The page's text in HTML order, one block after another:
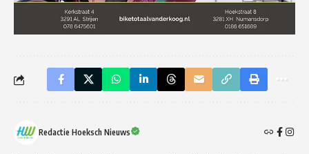
Redactie Hoeksch Nieuws